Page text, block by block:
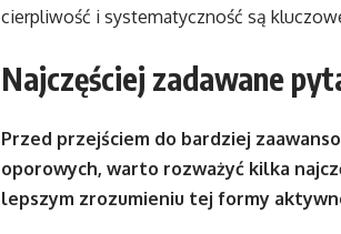
cierpliwość i systematyczność są
Najczęściej zadawane
Przed przejściem do bardziej
oporowych, warto rozważyć kilka
lepszym zrozumieniu tej formy